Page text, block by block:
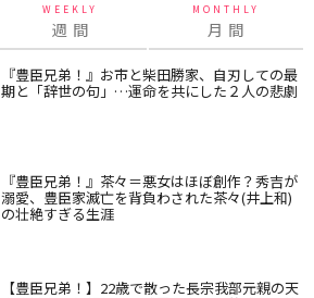
WEEKLY
週 間
MONTHLY
月 間
『豊臣兄弟！』お市と柴田勝家、自刃しての最
期と「辞世の句」…運命を共にした２人の悲劇
『豊臣兄弟！』茶々＝悪女はほぼ創作？秀吉が
溺愛、豊臣家滅亡を背負わされた茶々(井上和)
の壮絶すぎる生涯
【豊臣兄弟！】22歳で散った長宗我部元親の天